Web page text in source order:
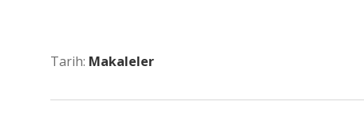
Tarih: Makaleler